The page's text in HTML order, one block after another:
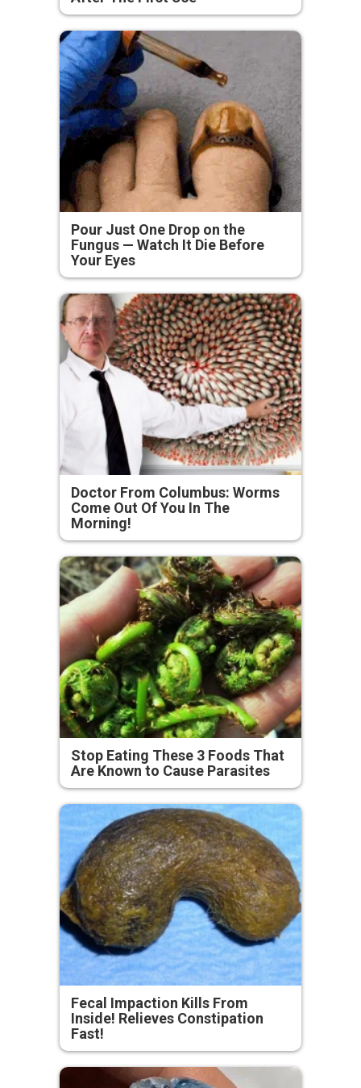
Pour Just One Drop on the
Fungus — Watch It Die Before
Your Eyes
Doctor From Columbus: Worms
Come Out Of You In The
Morning!
Stop Eating These 3 Foods That
Are Known to Cause Parasites
Fecal Impaction Kills From
Inside! Relieves Constipation
Fast!